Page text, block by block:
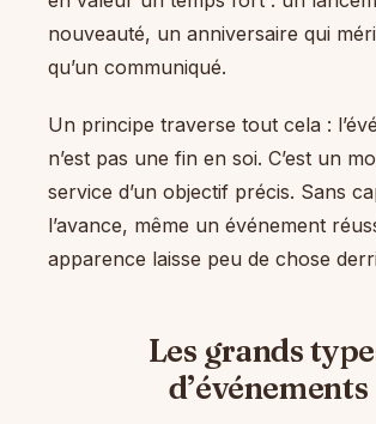
nouveauté, un anniversaire qui
qu’un communiqué.
Un principe traverse tout cela :
n’est pas une fin en soi. C’est un
service d’un objectif précis. Sans
l’avance, même un événement
apparence laisse peu de chose
Les grands
d’événements